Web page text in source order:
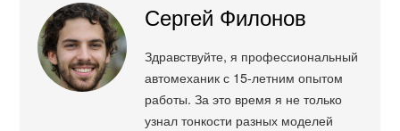
Сергей Филонов
Здравствуйте, я профессиональный
автомеханик с 15-летним опытом
работы. За это время я не только
узнал тонкости разных моделей